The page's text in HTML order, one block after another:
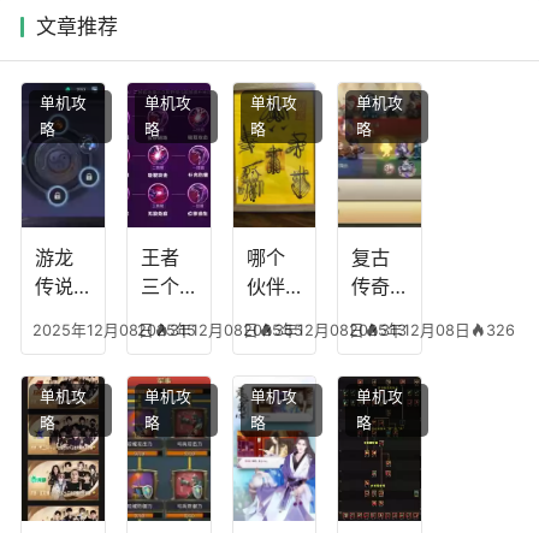
文章推荐
游龙
传说
能，
游龙
传说
多少
级能
挖矿
2025年12月08日 315
单机攻
略
王者
三个
加
点，
王者
技能
可以
放三
个是
2025年12月08日 355
单机攻
略
哪个
伙伴
心符
技
能，
失心
符命
中后
附加
2025年12月08日 313
单机攻
略
复古
传奇
平民
搭配
阵
容，
复古
传奇
英雄
2025年12月08日 326
单机攻
略
单机攻
略
单机攻
略
单机攻
略
单机攻
略